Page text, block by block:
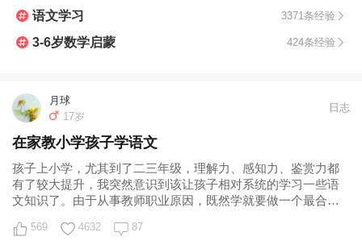
语文学习 3371条经验
3-6岁数学启蒙 424条经验
月球
17岁
日志
在家教小学孩子学语文
孩子上小学，尤其到了二三年级，理解力、感知力、鉴赏力都
有了较大提升，我突然意识到该让孩子相对系统的学习一些语
文知识了。由于从事教师职业原因，既然学就要做一个最合理
569 4632 87